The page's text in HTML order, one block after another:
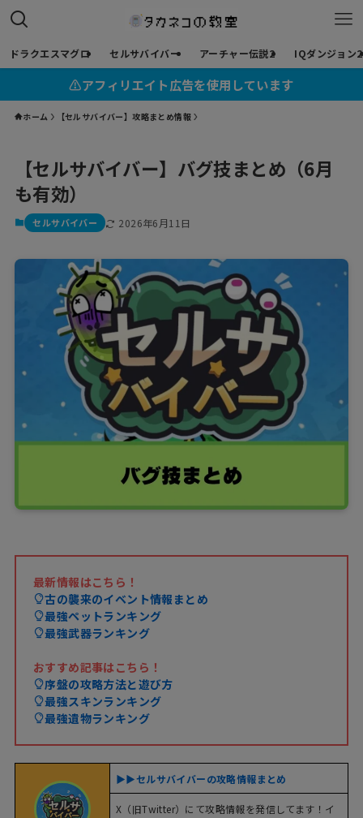
ドラクエスマグロ セルサバイバー アーチャー伝説2 IQダンジョン2
⚠︎アフィリエイト広告を使用しています
ホーム 【セルサバイバー】攻略まとめ情報
【セルサバイバー】バグ技まとめ（6月
も有効）
セルサバイバー 2026年6月11日
最新情報はこちら！
古の襲来のイベント情報まとめ
最強ペットランキング
最強武器ランキング
おすすめ記事はこちら！
序盤の攻略方法と遊び方
最強スキンランキング
最強遺物ランキング
▶︎▶︎セルサバイバーの攻略情報まとめ
X（旧Twitter）にて攻略情報を発信してます！イ